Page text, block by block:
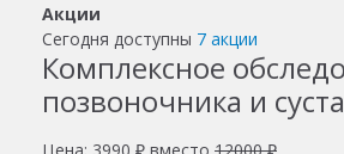
Акции
Сегодня доступны 7 акции
Комплексное
позвоночника и
Цена: 3990 ₽ вместо 12000 ₽